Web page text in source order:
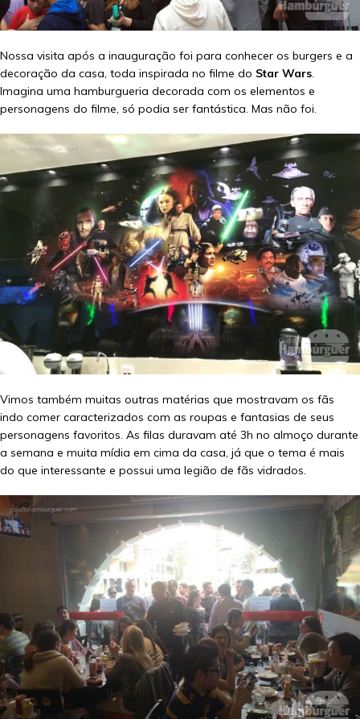
Nossa visita após a inauguração foi para conhecer os burgers e a
decoração da casa, toda inspirada no filme do Star Wars.
Imagina uma hamburgueria decorada com os elementos e
personagens do filme, só podia ser fantástica. Mas não foi.
Vimos também muitas outras matérias que mostravam os fãs
indo comer caracterizados com as roupas e fantasias de seus
personagens favoritos. As filas duravam até 3h no almoço durante
a semana e muita mídia em cima da casa, já que o tema é mais
do que interessante e possui uma legião de fãs vidrados.